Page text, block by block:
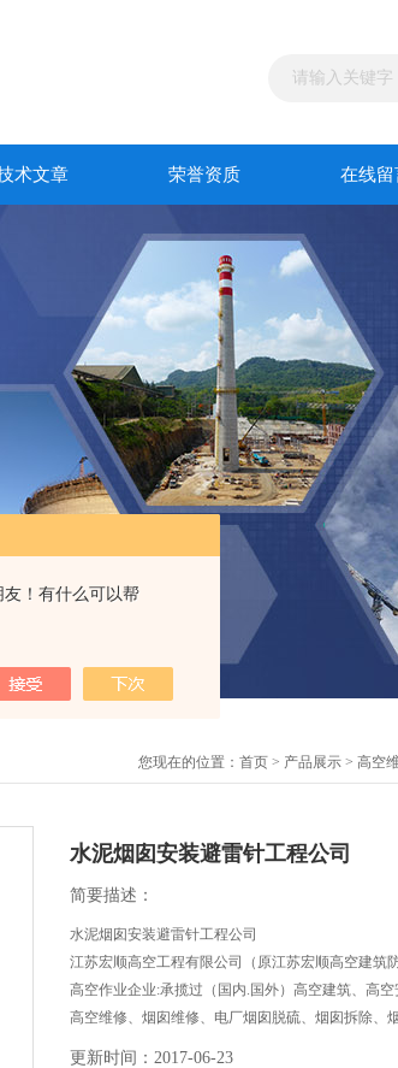
！有什么可以帮
术文章 荣誉资质 在线留
您现在的位置： 首页 > 产品展示 > 高空
水泥烟囱安装避雷针工程公司
简要描述：
水泥烟囱安装避雷针工程公司
江苏宏顺高空工程有限公司（原江苏宏顺高空建筑
高空作业企业:承揽过（国内.国外）高空建筑、高
高空维修、烟囱维修、电厂烟囱脱硫、烟囱拆除、
等高空作业工程。
更新时间：2017-06-23